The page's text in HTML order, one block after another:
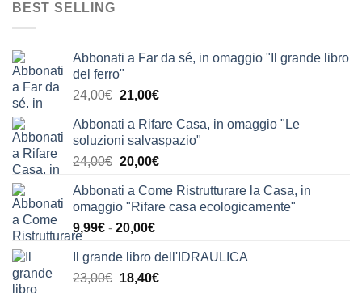
BEST SELLING
Abbonati a Far da sé, in omaggio "Il grande libro
del ferro"
24,00€ Il
originale
era:
24,00€.
21,00€Il
attuale
è:
21,00€.
Abbonati a Rifare Casa, in omaggio "Le
soluzioni salvaspazio"
24,00€ Il
originale
era:
24,00€.
20,00€Il
attuale
è:
Abbonati a Come Ristrutturare la Casa, in
omaggio "Rifare casa ecologicamente"
9,99€ - 20,00€Fascia
prezzo:
da
Il grande libro dell'IDRAULICA
23,00€ Il
18,40€Il